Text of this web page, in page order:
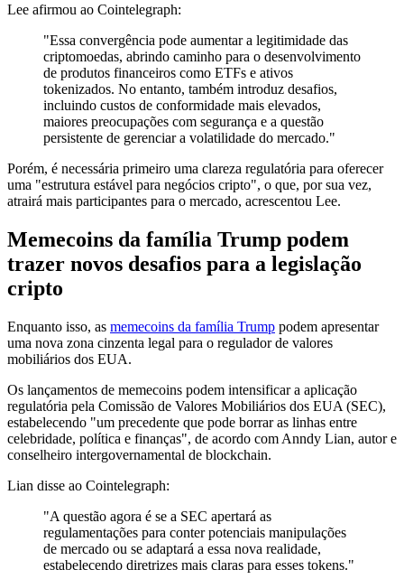
Lee afirmou ao Cointelegraph:
"Essa convergência pode aumentar a legitimidade das
criptomoedas, abrindo caminho para o desenvolvimento
de produtos financeiros como ETFs e ativos
tokenizados. No entanto, também introduz desafios,
incluindo custos de conformidade mais elevados,
maiores preocupações com segurança e a questão
persistente de gerenciar a volatilidade do mercado."
Porém, é necessária primeiro uma clareza regulatória para oferecer
uma "estrutura estável para negócios cripto", o que, por sua vez,
atrairá mais participantes para o mercado, acrescentou Lee.
Memecoins da família Trump podem
trazer novos desafios para a legislação
cripto
Enquanto isso, as memecoins da família Trump podem apresentar
uma nova zona cinzenta legal para o regulador de valores
mobiliários dos EUA.
Os lançamentos de memecoins podem intensificar a aplicação
regulatória pela Comissão de Valores Mobiliários dos EUA (SEC),
estabelecendo "um precedente que pode borrar as linhas entre
celebridade, política e finanças", de acordo com Anndy Lian, autor e
conselheiro intergovernamental de blockchain.
Lian disse ao Cointelegraph:
"A questão agora é se a SEC apertará as
regulamentações para conter potenciais manipulações
de mercado ou se adaptará a essa nova realidade,
estabelecendo diretrizes mais claras para esses tokens."